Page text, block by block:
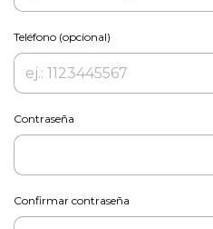
Teléfono (opcional)
Contraseña
Confirmar contraseña